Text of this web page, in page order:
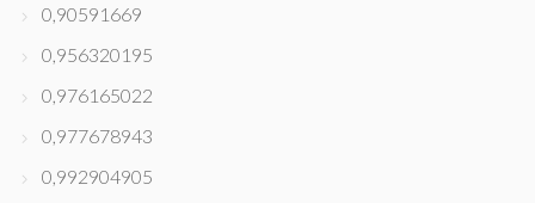
0,90591669
0,956320195
0,976165022
0,977678943
0,992904905